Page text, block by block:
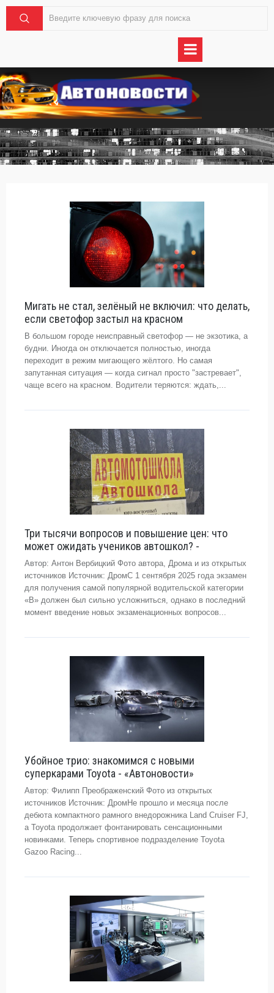
Мигать не стал, зелёный не включил: что делать,
если светофор застыл на красном
В большом городе неисправный светофор — не экзотика, а
будни. Иногда он отключается полностью, иногда
переходит в режим мигающего жёлтого. Но самая
запутанная ситуация — когда сигнал просто "застревает",
чаще всего на красном. Водители теряются: ждать,...
Три тысячи вопросов и повышение цен: что
может ожидать учеников автошкол? -
Автор: Антон Вербицкий Фото автора, Дрома и из открытых
источников Источник: ДромС 1 сентября 2025 года экзамен
для получения самой популярной водительской категории
«В» должен был сильно усложниться, однако в последний
момент введение новых экзаменационных вопросов...
Убойное трио: знакомимся с новыми
суперкарами Toyota - «Автоновости»
Автор: Филипп Преображенский Фото из открытых
источников Источник: ДромНе прошло и месяца после
дебюта компактного рамного внедорожника Land Cruiser FJ,
а Toyota продолжает фонтанировать сенсационными
новинками. Теперь спортивное подразделение Toyota
Gazoo Racing...